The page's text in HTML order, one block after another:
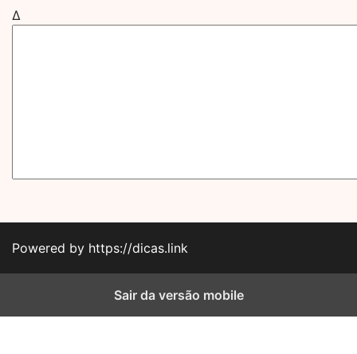
Δ
Powered by https://dicas.link
Sair da versão mobile